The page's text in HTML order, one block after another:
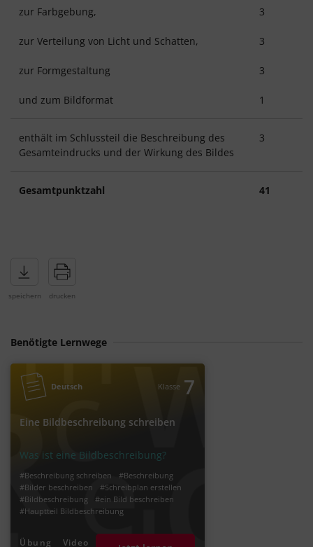
zur Farbgebung,
zur Verteilung von Licht und Schatten,
zur Formgestaltung
und zum Bildformat
3
3
3
1
enthält im Schlussteil die Beschreibung des
Gesamteindrucks und der Wirkung des Bildes
3
Gesamtpunktzahl 41
Benötigte Lernwege
Deutsch Klasse 7
Eine Bildbeschreibung schreiben
Was ist eine Bildbeschreibung?
#Beschreibung schreiben
#Beschreibung
#Bilder beschreiben
#Schreibplan erstellen
#Bildbeschreibung
#ein Bild beschreiben
#Hauptteil Bildbeschreibung
#Schreibplan Bildbeschreibung
Übung Video